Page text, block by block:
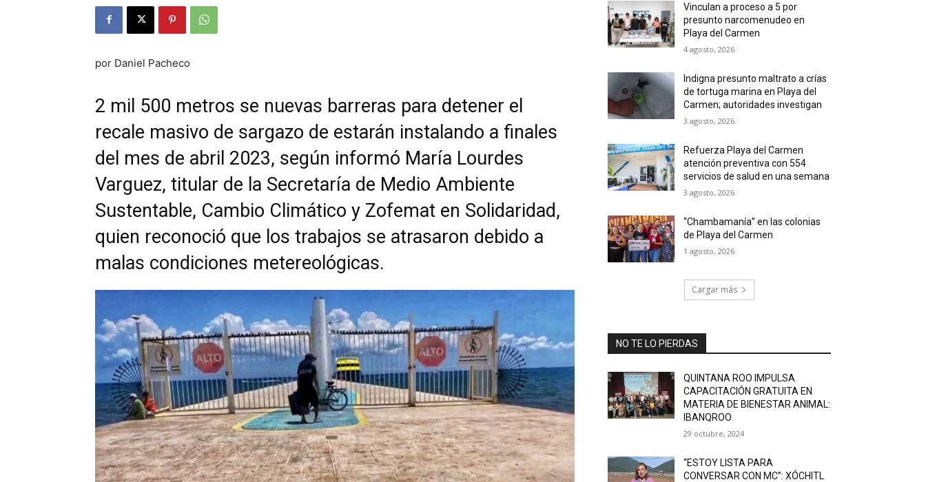
por Daniel Pacheco
2 mil 500 metros se nuevas barreras para detener el
recale masivo de sargazo de estarán instalando a finales
del mes de abril 2023, según informó María Lourdes
Varguez, titular de la Secretaría de Medio Ambiente
Sustentable, Cambio Climático y Zofemat en Solidaridad,
quien reconoció que los trabajos se atrasaron debido a
malas condiciones metereológicas.
Vinculan a proceso a 5 por
presunto narcomenudeo en
Playa del Carmen
4 agosto, 2026
Indigna presunto maltrato a crías
de tortuga marina en Playa del
Carmen; autoridades investigan
3 agosto, 2026
Refuerza Playa del Carmen
atención preventiva con 554
servicios de salud en una semana
3 agosto, 2026
“Chambamanía” en las colonias
de Playa del Carmen
1 agosto, 2026
Cargar más
NO TE LO PIERDAS
QUINTANA ROO IMPULSA
CAPACITACIÓN GRATUITA EN
MATERIA DE BIENESTAR ANIMAL:
IBANQROO
29 octubre, 2024
“ESTOY LISTA PARA
CONVERSAR CON MC”: XÓCHITL